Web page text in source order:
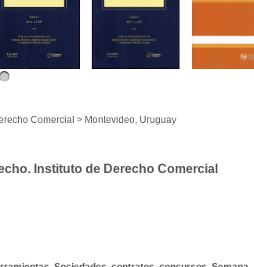
Comercial > Montevideo, Uruguay
Instituto de Derecho Comercial